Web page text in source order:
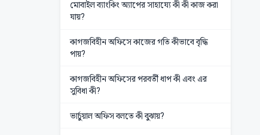
মোবাইল ব্যাংকিং অ্যাপের সাহায্যে কী কী কাজ করা
যায়?
কাগজবিহীন অফিসে কাজের গতি কীভাবে বৃদ্ধি
পায়?
কাগজবিহীন অফিসের পরবর্তী ধাপ কী এবং এর
সুবিধা কী?
ভার্চুয়াল অফিস বলতে কী বুঝায়?